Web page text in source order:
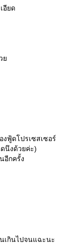
อียด
ว
งฟู้ดโปรเซสเซอร์
นึงด้วยค่ะ)
อีกครั้ง
เกินไปจนแฉะนะ